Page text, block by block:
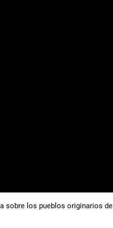
sobre los pueblos originarios de